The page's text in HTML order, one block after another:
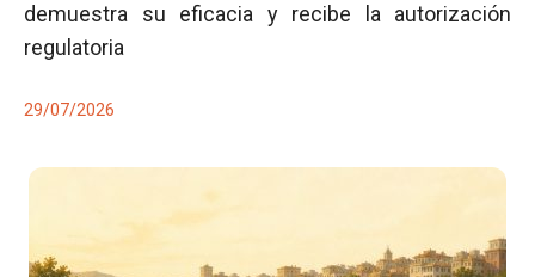
demuestra su eficacia y recibe la autorización
regulatoria
29/07/2026